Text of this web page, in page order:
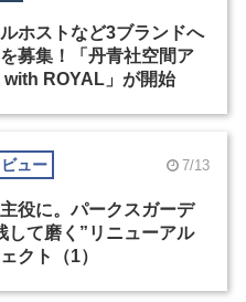
ホストなど3ブランドへ
募集！「丹青社空間ア
with ROYAL」が開始
ュー 7/13
役に。パークスガーデ
して磨く”リニューアル
クト（1）